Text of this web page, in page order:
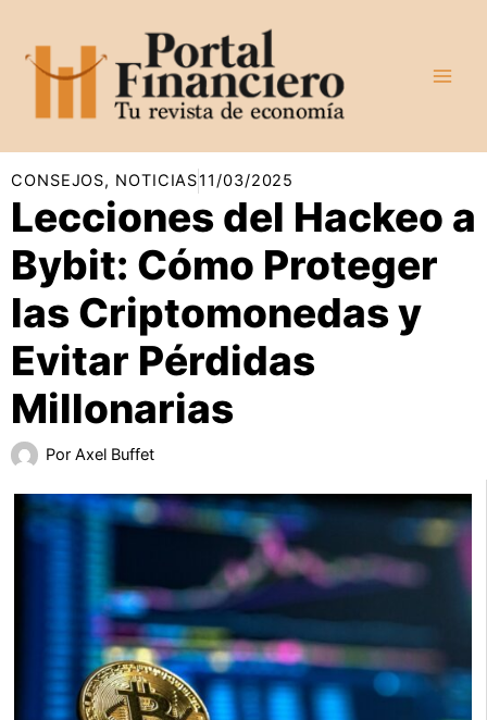
contenido
CONSEJOS, NOTICIAS11/03/2025
Lecciones del Hackeo a
Bybit: Cómo Proteger
las Criptomonedas y
Evitar Pérdidas
Millonarias
Por Axel Buffet